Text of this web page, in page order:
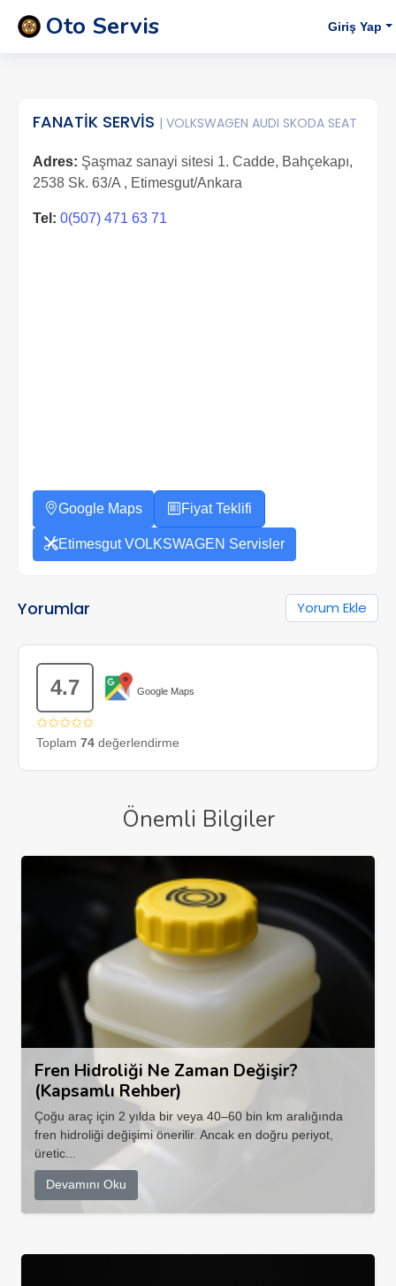
Oto Servis Giriş Yap
FANATİK SERVİS | VOLKSWAGEN AUDI SKODA SEAT
Adres: Şaşmaz sanayi sitesi 1. Cadde, Bahçekapı,
2538 Sk. 63/A , Etimesgut/Ankara
Tel: 0(507) 471 63 71
Google Maps Fiyat Teklifi
Etimesgut VOLKSWAGEN Servisler
Yorumlar Yorum Ekle
4.7 Google Maps
✩✩✩✩✩
Toplam 74 değerlendirme
Önemli Bilgiler
Fren Hidroliği Ne Zaman Değişir?
(Kapsamlı Rehber)
Çoğu araç için 2 yılda bir veya 40–60 bin km aralığında
fren hidroliği değişimi önerilir. Ancak en doğru periyot,
üretic...
Devamını Oku